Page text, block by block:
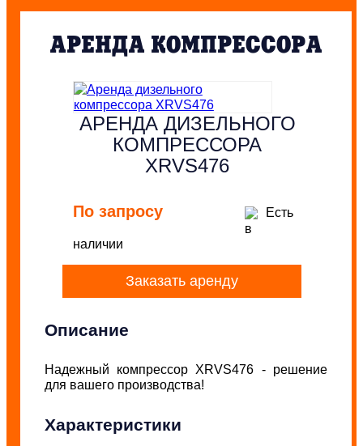
АРЕНДА КОМПРЕССОРА
АРЕНДА ДИЗЕЛЬНОГО
КОМПРЕССОРА
XRVS476
По запросу
Есть
в
наличии
Заказать аренду
Описание
Надежный компрессор XRVS476 - решение
для вашего производства!
Характеристики